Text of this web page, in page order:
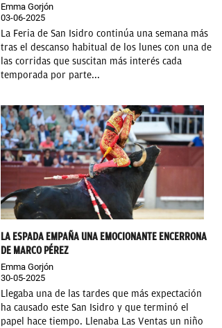
Emma Gorjón
03-06-2025
La Feria de San Isidro continúa una semana más
tras el descanso habitual de los lunes con una de
las corridas que suscitan más interés cada
temporada por parte...
LA ESPADA EMPAÑA UNA EMOCIONANTE ENCERRONA
DE MARCO PÉREZ
Emma Gorjón
30-05-2025
Llegaba una de las tardes que más expectación
ha causado este San Isidro y que terminó el
papel hace tiempo. Llenaba Las Ventas un niño